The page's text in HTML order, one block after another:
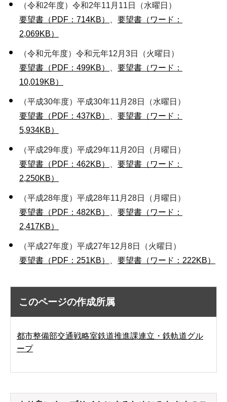
（令和2年度）令和2年11月11日（水曜日）
要望書（PDF：714KB）
要望書（ワード：
2,069KB）
（令和元年度）令和元年12月3日（火曜日）
要望書（PDF：499KB）
要望書（ワード：
10,019KB）
（平成30年度）平成30年11月28日（水曜日）
要望書（PDF：437KB）
要望書（ワード：
5,934KB）
（平成29年度）平成29年11月20日（月曜日）
要望書（PDF：462KB）
要望書（ワード：
2,250KB）
（平成28年度）平成28年11月28日（月曜日）
要望書（PDF：482KB）
要望書（ワード：
2,417KB）
（平成27年度）平成27年12月8日（火曜日）
要望書（PDF：251KB）
要望書（ワード：222KB）
このページの作成所属
都市整備部交通戦略室鉄道推進課連立・鉄軌道グル
ープ